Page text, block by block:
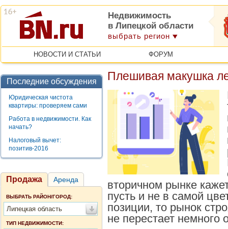
Недвижимость
в Липецкой области
выбрать регион
НОВОСТИ И СТАТЬИ ФОРУМ
Последние обсуждения
Юридическая чистота
квартиры: проверяем сами
Работа в недвижимости. Как
начать?
Налоговый вычет:
позитив-2016
Продажа Аренда
ВЫБРАТЬ РАЙОН/ГОРОД:
Липецкая область
ТИП НЕДВИЖИМОСТИ:
Плешивая макушка
вторичном рынке
пусть и не в самой
позиции, то рынок
не перестает немного